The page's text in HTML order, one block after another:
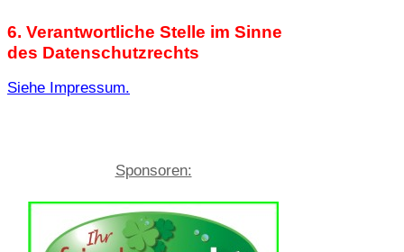
6. Verantwortliche Stelle im Sinne
des Datenschutzrechts
Siehe Impressum.
Sponsoren: